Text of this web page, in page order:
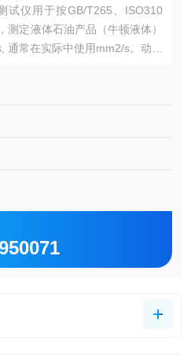
试仪用于按GB/T265、ISO310
定液体石油产品（牛顿液体）
通常在实际中使用mm2/s。动力
也可作为高精度冷浴，进行其